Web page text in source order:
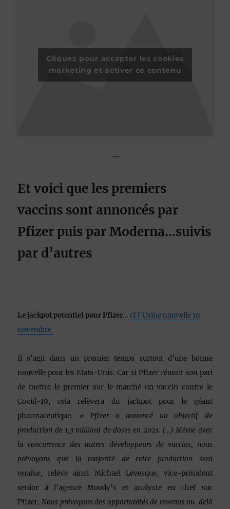
Cliquez pour accepter les cookies
marketing et activer ce contenu
—
Et voici que les premiers
vaccins sont annoncés par
Pfizer puis par Moderna…suivis
par d’autres
Le jackpot potentiel pour Pfizer… cf l’Usine nouvelle 10
novembre
Il s’agit dans un premier temps surtout d’une bonne
nouvelle pour les Etats-Unis. Car si Pfizer réussit son pari
de mettre le premier sur le marché un vaccin contre le
Covid-19, cela relèvera du jackpot pour le géant
pharmaceutique. « Pfizer a annoncé un objectif de
production de 1,3 milliard de doses en 2021. (…) Même avec
la concurrence des autres développeurs de vaccins, nous
prévoyons que la majorité de cette production sera
vendue, relève ainsi Michael Levesque, vice-président
senior à l’agence Moody’s et analyste en chef sur
Pfizer.Nous prévoyons des opportunités de revenus au-delà